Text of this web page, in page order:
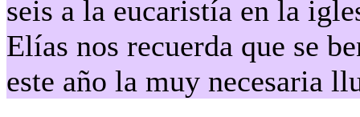
seis a la eucaristía en la
Elías nos recuerda que se
este año la muy necesaria